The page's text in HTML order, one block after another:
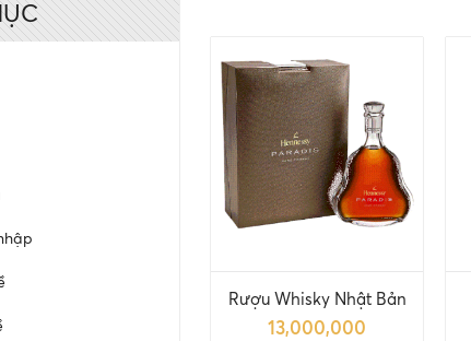
Rượu Whisky Nhật Bản
13,000,000